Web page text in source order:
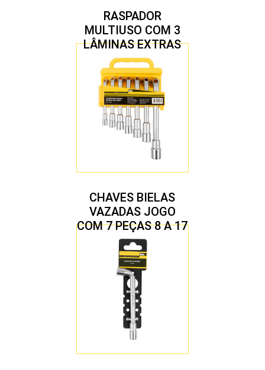
RASPADOR
MULTIUSO COM 3
LÂMINAS EXTRAS
CHAVES BIELAS
VAZADAS JOGO
COM 7 PEÇAS 8 A 17
MM